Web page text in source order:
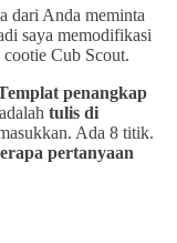
dari Anda meminta
saya memodifikasi
Cub Scout.
penangkap
tulis di
Ada 8 titik.
pertanyaan